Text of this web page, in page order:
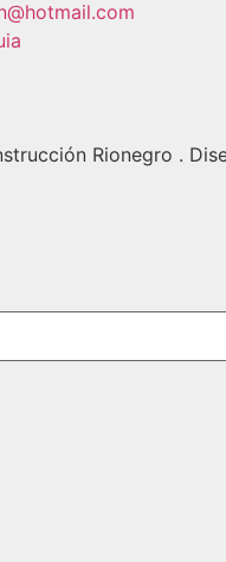
Rionegro .